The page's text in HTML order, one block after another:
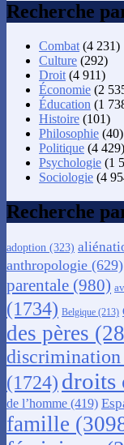
Recherche
Combat (4 231)
Culture (292)
Droit (4 911)
Économie (2
Éducation (1
Histoire (101)
Philosophie (40)
Politique (4 429)
Psychologie (1
Sociologie (4
Recherche
adoption (323)
anthropologie (629)
parentale (980)
(1734) Belgique (213)
des pères
discrimination
(1724) droits
de l’homme (419)
famille